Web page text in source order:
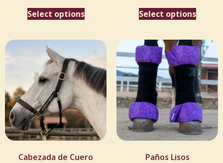
Select options Select options
Cabezada de Cuero Paños Lisos